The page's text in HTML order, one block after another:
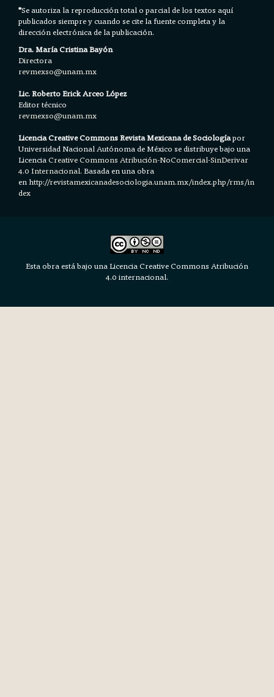
*Se autoriza la reproducción total o parcial de los textos aquí
publicados siempre y cuando se cite la fuente completa y la
dirección electrónica de la publicación.
Dra. María Cristina Bayón
Directora
revmexso@unam.mx
Lic. Roberto Erick Arceo López
Editor técnico
revmexso@unam.mx
Licencia Creative Commons Revista Mexicana de Sociologíapor
Universidad Nacional Autónoma de México se distribuye bajo una
LicenciaCreative Commons Atribución-NoComercial-SinDerivar
4.0 Internacional.Basada en una obra
en http://revistamexicanadesociologia.unam.mx/index.php/rms/in
dex
Esta obra está bajo una Licencia Creative Commons Atribución
4.0 internacional.